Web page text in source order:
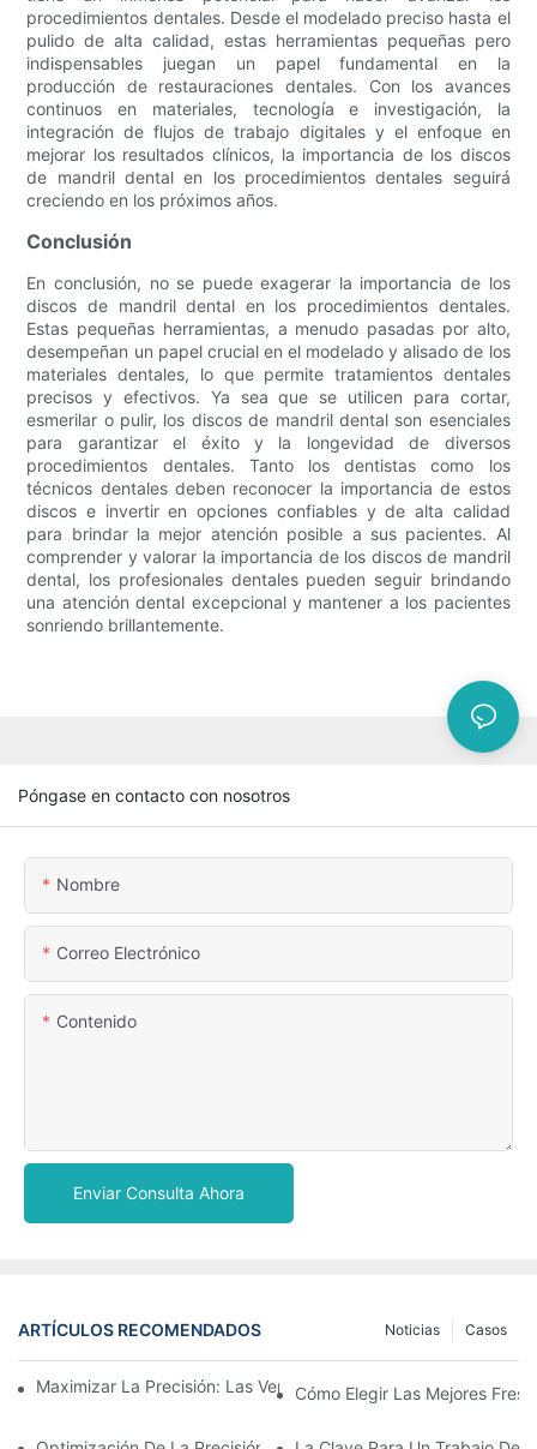
procedimientos dentales. Desde el modelado preciso hasta el
pulido de alta calidad, estas herramientas pequeñas pero
indispensables juegan un papel fundamental en la
producción de restauraciones dentales. Con los avances
continuos en materiales, tecnología e investigación, la
integración de flujos de trabajo digitales y el enfoque en
mejorar los resultados clínicos, la importancia de los discos
de mandril dental en los procedimientos dentales seguirá
creciendo en los próximos años.
Conclusión
En conclusión, no se puede exagerar la importancia de los
discos de mandril dental en los procedimientos dentales.
Estas pequeñas herramientas, a menudo pasadas por alto,
desempeñan un papel crucial en el modelado y alisado de los
materiales dentales, lo que permite tratamientos dentales
precisos y efectivos. Ya sea que se utilicen para cortar,
esmerilar o pulir, los discos de mandril dental son esenciales
para garantizar el éxito y la longevidad de diversos
procedimientos dentales. Tanto los dentistas como los
técnicos dentales deben reconocer la importancia de estos
discos e invertir en opciones confiables y de alta calidad
para brindar la mejor atención posible a sus pacientes. Al
comprender y valorar la importancia de los discos de mandril
dental, los profesionales dentales pueden seguir brindando
una atención dental excepcional y mantener a los pacientes
sonriendo brillantemente.
Póngase en contacto con nosotros
Nombre
Correo Electrónico
Contenido
Enviar Consulta Ahora
ARTÍCULOS RECOMENDADOS Casos
Noticias
Maximizar La Precisión: Las Ventajas De Usar Fresas De
Cómo Elegir Las Mejores